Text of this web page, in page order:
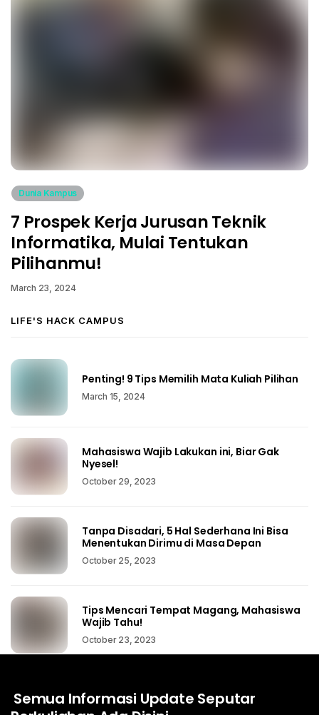
Dunia Kampus
7 Prospek Kerja Jurusan Teknik
Informatika, Mulai Tentukan
Pilihanmu!
March 23, 2024
LIFE'S HACK CAMPUS
Penting! 9 Tips Memilih Mata Kuliah Pilihan
March 15, 2024
Mahasiswa Wajib Lakukan ini, Biar Gak
Nyesel!
October 29, 2023
Tanpa Disadari, 5 Hal Sederhana Ini Bisa
Menentukan Dirimu di Masa Depan
October 25, 2023
Tips Mencari Tempat Magang, Mahasiswa
Wajib Tahu!
October 23, 2023
Semua Informasi Update Seputar